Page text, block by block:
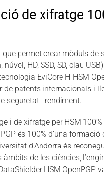
de xifratge
permet crear mòduls de
HD, SSD, SD, clau
EviCore H-HSM
patents internacionals i
seguretat i rendiment.
i de xifratge per HSM 100%
és 100% d’una formació
d’Andorra és
de les ciències,
HSM OpenPGP